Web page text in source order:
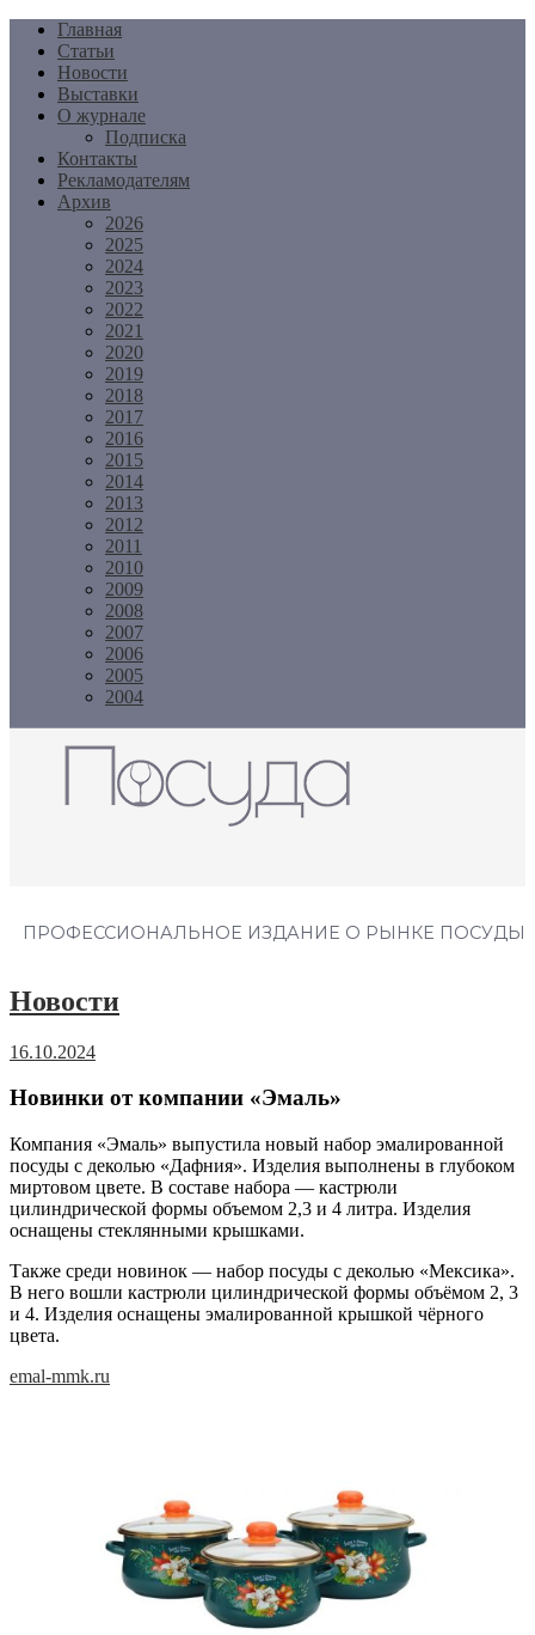
Перейти
содержимому
Главная
Статьи
Новости
Выставки
О журнале
Подписка
Контакты
Рекламодателям
Архив
2026
2025
2024
2023
2022
2021
2020
2019
2018
2017
2016
2015
2014
2013
2012
2011
2010
2009
2008
2007
2006
2005
2004
ПРОФЕССИОНАЛЬНОЕ ИЗДАНИЕ О РЫНКЕ ПОСУДЫ
Новости
16.10.2024
Новинки от компании «Эмаль»
Компания «Эмаль» выпустила новый набор эмалированной
посуды с деколью «Дафния». Изделия выполнены в глубоком
миртовом цвете. В составе набора — кастрюли
цилиндрической формы объемом 2,3 и 4 литра. Изделия
оснащены стеклянными крышками.
Также среди новинок — набор посуды с деколью «Мексика».
В него вошли кастрюли цилиндрической формы объёмом 2, 3
и 4. Изделия оснащены эмалированной крышкой чёрного
цвета.
emal-mmk.ru